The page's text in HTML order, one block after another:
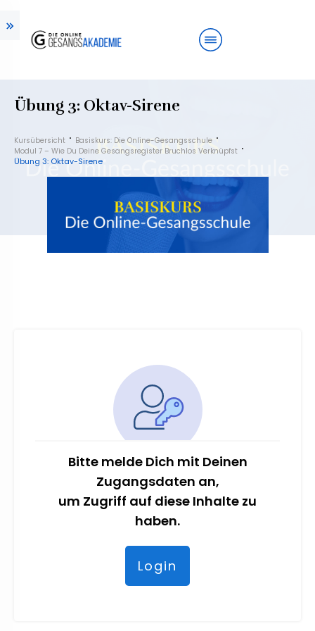
Übung 3: Oktav-Sirene
Kursübersicht
Basiskurs: Die Online-Gesangsschule
Modul 7 – Wie Du Deine Gesangsregister Bruchlos Verknüpfst
Übung 3: Oktav-Sirene
Bitte melde Dich mit Deinen
Zugangsdaten an,
um Zugriff auf diese Inhalte zu
haben.
Login